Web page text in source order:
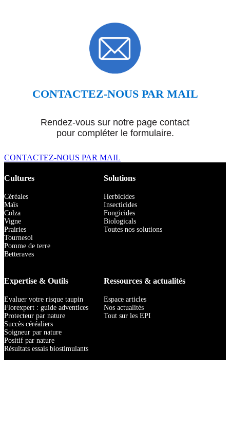
CONTACTEZ-NOUS PAR MAIL
Rendez-vous sur notre page contact
pour compléter le formulaire.
CONTACTEZ-NOUS PAR MAIL
Cultures
Céréales
Maïs
Colza
Vigne
Prairies
Tournesol
Pomme de terre
Betteraves
Solutions
Herbicides
Insecticides
Fongicides
Biologicals
Toutes nos solutions
Expertise & Outils
Evaluer votre risque taupin
Florexpert : guide adventices
Protecteur par nature
Succès céréaliers
Soigneur par nature
Positif par nature
Résultats essais biostimulants
Ressources & actualités
Espace articles
Nos actualités
Tout sur les EPI